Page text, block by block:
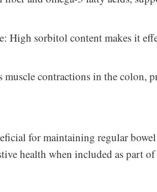
High sorbitol content makes it
muscle contractions in the colon,
for maintaining regular
health when included as part of